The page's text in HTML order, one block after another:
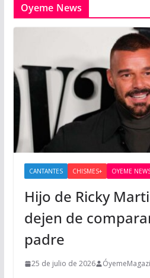
Oyeme News
CANTANTES CHISMES+ OYEME
Hijo de Ricky
dejen de
padre
25 de julio de 2026